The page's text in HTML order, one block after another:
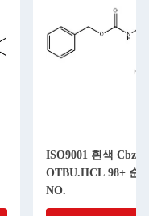
ISO9001 흰색 Cbz
OTBU.HCL 98+ 순
NO.